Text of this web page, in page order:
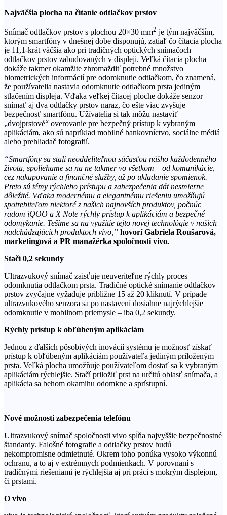
Najväčšia plocha na čítanie odtlačkov prstov
Snímač odtlačkov prstov s plochou 20×30 mm2 je tým najväčším,
ktorým smartfóny v dnešnej dobe disponujú, zatiaľ čo čítacia plocha
je 11,1-krát väčšia ako pri tradičných optických snímačoch
odtlačkov prstov zabudovaných v displeji. Veľká čítacia plocha
dokáže takmer okamžite zhromaždiť potrebné množstvo
biometrických informácií pre odomknutie odtlačkom, čo znamená,
že používatelia nastavia odomknutie odtlačkom prsta jediným
stlačením displeja. Vďaka veľkej čítacej ploche dokáže senzor
snímať aj dva odtlačky prstov naraz, čo ešte viac zvyšuje
bezpečnosť smartfónu. Užívatelia si tak môžu nastaviť
„dvojprstové“ overovanie pre bezpečný prístup k vybraným
aplikáciám, ako sú napríklad mobilné bankovníctvo, sociálne médiá
alebo prehliadač fotografií.
“Smartfóny sa stali neoddeliteľnou súčasťou nášho každodenného
života, spoliehame sa na ne takmer vo všetkom – od komunikácie,
cez nakupovanie a finančné služby, až po ukladanie spomienok.
Preto sú témy rýchleho prístupu a zabezpečenia dát nesmierne
dôležité. Vďaka modernému a elegantnému riešeniu umožňujú
spotrebiteľom niektoré z našich najnovších produktov, počnúc
radom iQOO a X Note rýchly prístup k aplikáciám a bezpečné
odomykanie. Tešíme sa na využitie tejto novej technológie v našich
nadchádzajúcich produktoch vivo,” hovorí Gabriela Roušarová,
marketingová a PR manažérka spoločnosti vivo.
Stačí 0,2 sekundy
Ultrazvukový snímač zaisťuje neuveriteľne rýchly proces
odomknutia odtlačkom prsta. Tradičné optické snímanie odtlačkov
prstov zvyčajne vyžaduje približne 15 až 20 kliknutí. V prípade
ultrazvukového senzora sa po nastavení dosiahne najrýchlejšie
odomknutie v mobilnom priemysle – iba 0,2 sekundy.
Rýchly prístup k obľúbeným aplikáciám
Jednou z ďalších pôsobivých inovácií systému je možnosť získať
prístup k obľúbeným aplikáciám používateľa jediným priloženým
prsta. Veľká plocha umožňuje používateľom dostať sa k vybraným
aplikáciám rýchlejšie. Stačí priložiť prst na určitú oblasť snímača, a
aplikácia sa behom okamihu odomkne a sprístupní.
Nové možnosti zabezpečenia telefónu
Ultrazvukový snímač spoločnosti vivo spĺňa najvyššie bezpečnostné
štandardy. Falošné fotografie a odtlačky prstov budú
nekompromisne odmietnuté. Okrem toho ponúka vysoko výkonnú
ochranu, a to aj v extrémnych podmienkach. V porovnaní s
tradičnými riešeniami je rýchlejšia aj pri práci s mokrým displejom,
či prstami.
O vivo